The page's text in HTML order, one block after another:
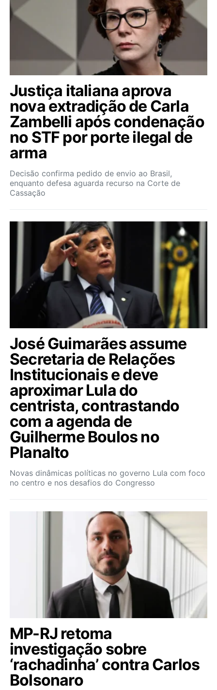
Justiça italiana aprova
nova extradição de Carla
Zambelli após condenação
no STF por porte ilegal de
arma
Decisão confirma pedido de envio ao Brasil,
enquanto defesa aguarda recurso na Corte de
Cassação
José Guimarães assume
Secretaria de Relações
Institucionais e deve
aproximar Lula do
centrista, contrastando
com a agenda de
Guilherme Boulos no
Planalto
Novas dinâmicas políticas no governo Lula com foco
no centro e nos desafios do Congresso
MP-RJ retoma
investigação sobre
‘rachadinha’ contra Carlos
Bolsonaro